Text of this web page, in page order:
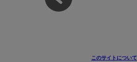
このサイトについて